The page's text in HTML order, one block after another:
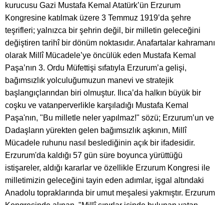
kurucusu Gazi Mustafa Kemal Atatürk’ün Erzurum
Kongresine katılmak üzere 3 Temmuz 1919’da şehre
teşrifleri; yalnızca bir şehrin değil, bir milletin geleceğini
değiştiren tarihî bir dönüm noktasıdır. Anafartalar kahramanı
olarak Millî Mücadele’ye öncülük eden Mustafa Kemal
Paşa’nın 3. Ordu Müfettişi sıfatıyla Erzurum’a gelişi,
bağımsızlık yolculuğumuzun manevi ve stratejik
başlangıçlarından biri olmuştur. Ilıca’da halkın büyük bir
coşku ve vatanperverlikle karşıladığı Mustafa Kemal
Paşa'nın, "Bu milletle neler yapılmaz!" sözü; Erzurum’un ve
Dadaşların yürekten gelen bağımsızlık aşkının, Millî
Mücadele ruhunu nasıl beslediğinin açık bir ifadesidir.
Erzurum'da kaldığı 57 gün süre boyunca yürüttüğü
istişareler, aldığı kararlar ve özellikle Erzurum Kongresi ile
milletimizin geleceğini tayin eden adımlar, işgal altındaki
Anadolu topraklarında bir umut meşalesi yakmıştır. Erzurum